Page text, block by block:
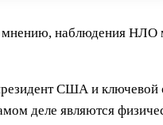
наблюдения НЛО
США и
деле являются